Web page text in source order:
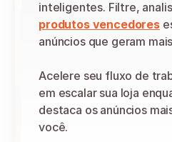
produtos vencedores
anúncios que geram
Acelere seu fluxo de
em escalar sua loja
destaca os anúncios
você.